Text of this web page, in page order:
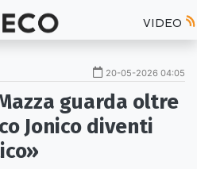
VIDEO
20-05-2026 04:05
guarda oltre
Jonico diventi